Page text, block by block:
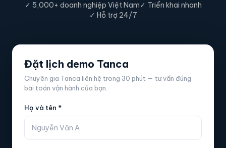
✓ 5,000+ doanh nghiệp Việt Nam✓ Triển khai nhanh
✓ Hỗ trợ 24/7
Đặt lịch demo Tanca
Chuyên gia Tanca liên hệ trong 30 phút — tư vấn đúng
bài toán vận hành của bạn.
Họ và tên *